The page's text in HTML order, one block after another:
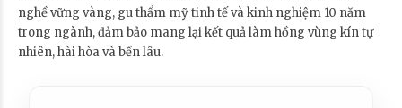
nghề vững vàng, gu thẩm mỹ tinh tế và kinh nghiệm 10 năm
trong ngành, đảm bảo mang lại kết quả làm hồng vùng kín tự
nhiên, hài hòa và bền lâu.